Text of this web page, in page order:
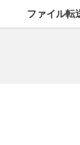
ファイル転